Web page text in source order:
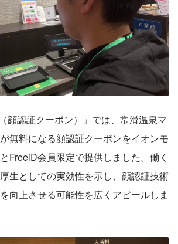
顔認証クーポン）」では、常滑温泉マ
無料になる顔認証クーポンをイオンモ
FreeiD会員限定で提供しました。働く
生としての実効性を示し、顔認証技術
向上させる可能性を広くアピールしま